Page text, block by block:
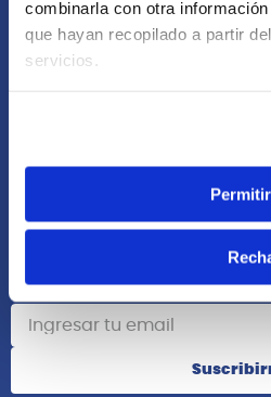
combinarla con otra
que hayan recopilado a partir
servicios.
Acerca de Nosotros
Suscribete